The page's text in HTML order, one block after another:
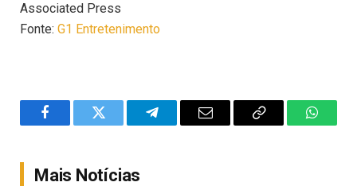
Associated Press
Fonte: G1 Entretenimento
FacebookTwitter TelegramEmail
Copy
Mais Notícias